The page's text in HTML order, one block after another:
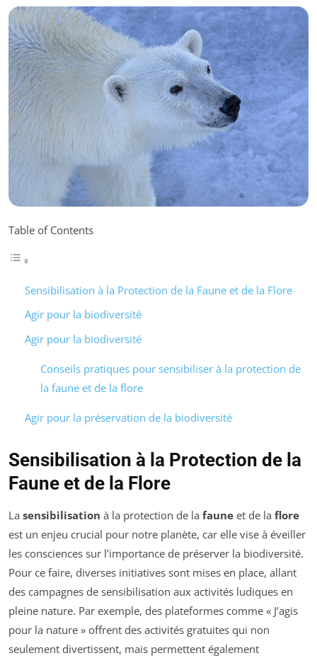
Table of Contents
Sensibilisation à la Protection de la Faune et de la Flore
Agir pour la biodiversité
Agir pour la biodiversité
Conseils pratiques pour sensibiliser à la protection de
la faune et de la flore
Agir pour la préservation de la biodiversité
Sensibilisation à la Protection de la
Faune et de la Flore
La sensibilisation à la protection de la faune et de la flore
est un enjeu crucial pour notre planète, car elle vise à éveiller
les consciences sur l’importance de préserver la biodiversité.
Pour ce faire, diverses initiatives sont mises en place, allant
des campagnes de sensibilisation aux activités ludiques en
pleine nature. Par exemple, des plateformes comme « J’agis
pour la nature » offrent des activités gratuites qui non
seulement divertissent, mais permettent également